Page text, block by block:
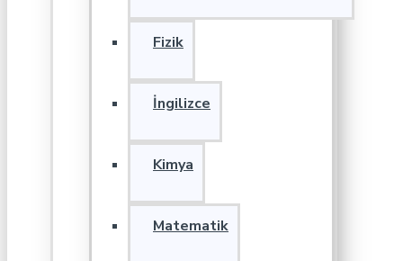
Fizik
İngilizce
Kimya
Matematik